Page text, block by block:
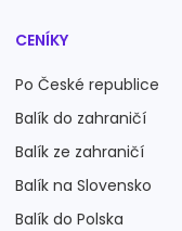
CENÍKY
Po České republice
Balík do zahraničí
Balík ze zahraničí
Balík na Slovensko
Balík do Polska